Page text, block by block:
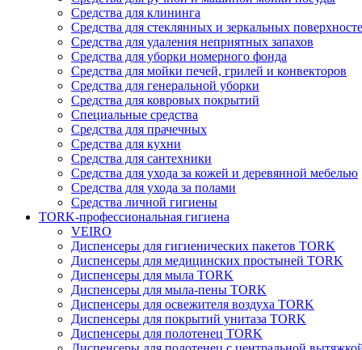
Средства для клининга
Средства для стеклянных и зеркальных
Средства для удаления неприятных запахов
Средства для уборки номерного фонда
Средства для мойки печей, грилей и конвекторов
Средства для генеральной уборки
Средства для ковровых покрытий
Специальные средства
Средства для прачечных
Средства для кухни
Средства для сантехники
Средства для ухода за кожей и деревянной мебелью
Средства для ухода за полами
Средства личной гигиены
TORK-профессиональная гигиена
VEIRO
Диспенсеры для гигиенических пакетов TORK
Диспенсеры для медицинских простыней TORK
Диспенсеры для мыла TORK
Диспенсеры для мыла-пены TORK
Диспенсеры для освежителя воздуха TORK
Диспенсеры для покрытий унитаза TORK
Диспенсеры для полотенец TORK